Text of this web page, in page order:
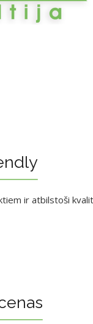
ir atbilstoši